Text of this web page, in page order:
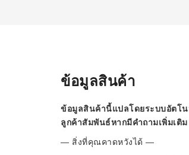
ข้อมูลสินค้า
ข้อมูลสินค้านี้แปลโดยระบบอัตโ
ลูกค้าสัมพันธ์หากมีคำถามเพิ่มเติม
— สิ่งที่คุณคาดหวังได้ —